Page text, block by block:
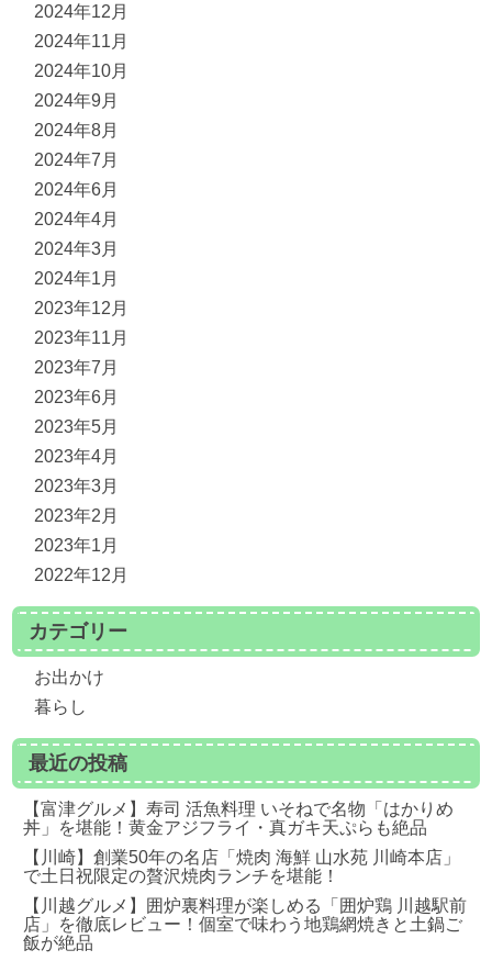
2024年12月
2024年11月
2024年10月
2024年9月
2024年8月
2024年7月
2024年6月
2024年4月
2024年3月
2024年1月
2023年12月
2023年11月
2023年7月
2023年6月
2023年5月
2023年4月
2023年3月
2023年2月
2023年1月
2022年12月
カテゴリー
お出かけ
暮らし
最近の投稿
【富津グルメ】寿司 活魚料理 いそねで名物「はかりめ
丼」を堪能！黄金アジフライ・真ガキ天ぷらも絶品
【川崎】創業50年の名店「焼肉 海鮮 山水苑 川崎本店」
で土日祝限定の贅沢焼肉ランチを堪能！
【川越グルメ】囲炉裏料理が楽しめる「囲炉鶏 川越駅前
店」を徹底レビュー！個室で味わう地鶏網焼きと土鍋ご
飯が絶品